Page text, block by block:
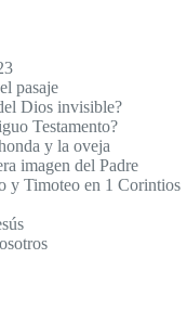
pasaje
Dios invisible?
Testamento?
y la oveja
imagen del Padre
y Timoteo en 1 Corintios